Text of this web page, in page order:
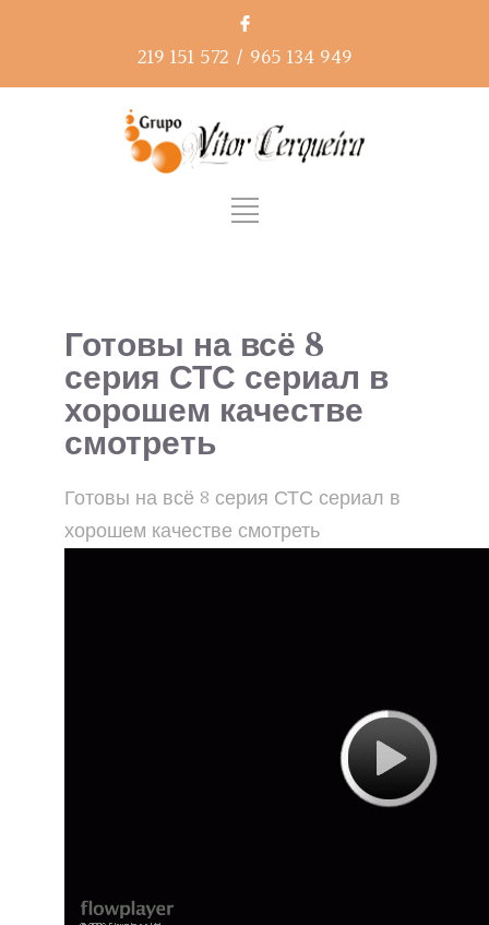
219 151 572 / 965 134 949
Готовы на всё 8
серия СТС сериал в
хорошем качестве
смотреть
Готовы на всё 8 серия СТС сериал в
хорошем качестве смотреть